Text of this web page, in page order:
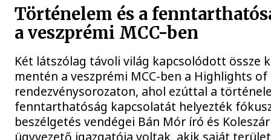
Történelem és a
a veszprémi MCC-ben
Két látszólag távoli világ kapcsolódott össze
mentén a veszprémi MCC-ben a Highlights
rendezvénysorozaton, ahol ezúttal a
fenntarthatóság kapcsolatát helyezték
beszélgetés vendégei Bán Mór író és Koleszár
ügyvezető igazgatója voltak, akik saját